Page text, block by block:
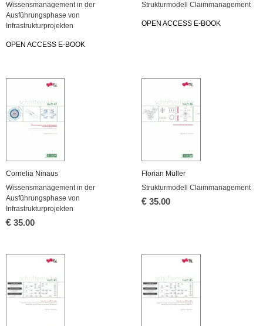
Wissensmanagement in der
Ausführungsphase von
Infrastrukturprojekten
OPEN ACCESS E-BOOK
Strukturmodell Claimmanagement
OPEN ACCESS E-BOOK
Cornelia Ninaus
Wissensmanagement in der
Ausführungsphase von
Infrastrukturprojekten
€ 35.00
Florian Müller
Strukturmodell Claimmanagement
€ 35.00